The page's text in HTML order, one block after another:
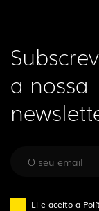
a nossa
Li e aceito a